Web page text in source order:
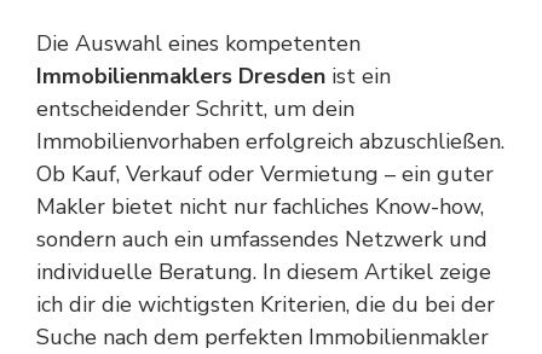
Die Auswahl eines kompetenten
Immobilienmaklers Dresden ist ein
entscheidender Schritt, um dein
Immobilienvorhaben erfolgreich abzuschließen.
Ob Kauf, Verkauf oder Vermietung – ein guter
Makler bietet nicht nur fachliches Know-how,
sondern auch ein umfassendes Netzwerk und
individuelle Beratung. In diesem Artikel zeige
ich dir die wichtigsten Kriterien, die du bei der
Suche nach dem perfekten Immobilienmakler